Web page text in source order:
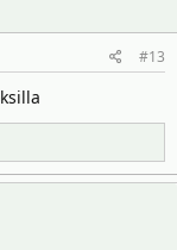
#13